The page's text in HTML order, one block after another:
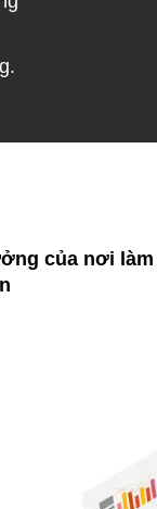
của nơi